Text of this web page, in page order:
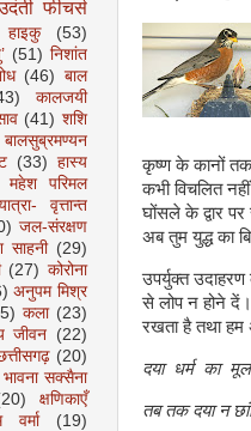
कृष्ण के कानों तक
कभी विचलित
घोंसले के द्वार
अब तुम युद्ध का
उपर्युक्त
से लोप न होने
रखता है तथा हम
दया धर्म का
तब तक दया न
फीचर्स
हाइकु
(53)
(51) निशांत
(46) बाल
कालजयी
(41) शशि
(33) हास्य
महेश परिमल
वृत्तान्त
जल-संरक्षण
(29)
(27) कोरोना
अनुपम मिश्र
कला (23)
जीवन
(22)
(20)
भावना सक्सैना
क्षणिकाएँ
वर्मा
(19)